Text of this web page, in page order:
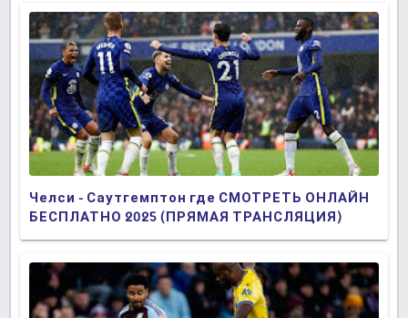
Челси - Саутгемптон где СМОТРЕТЬ ОНЛАЙН
БЕСПЛАТНО 2025 (ПРЯМАЯ ТРАНСЛЯЦИЯ)